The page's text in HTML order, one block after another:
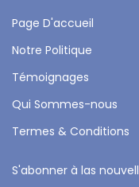
Page D'accueil
Notre Politique
Témoignages
Qui Sommes-nous
Termes & Conditions
S'abonner à las